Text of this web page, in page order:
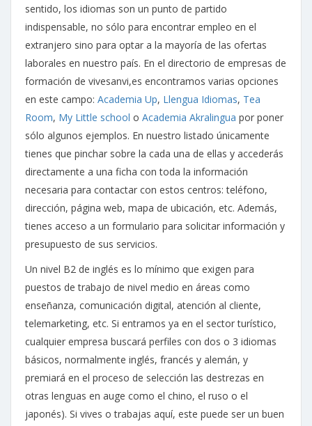
sentido, los idiomas son un punto de partido
indispensable, no sólo para encontrar empleo en el
extranjero sino para optar a la mayoría de las ofertas
laborales en nuestro país. En el directorio de empresas de
formación de vivesanvi,es encontramos varias opciones
en este campo: Academia Up, Llengua Idiomas, Tea
Room, My Little school o Academia Akralingua por poner
sólo algunos ejemplos. En nuestro listado únicamente
tienes que pinchar sobre la cada una de ellas y accederás
directamente a una ficha con toda la información
necesaria para contactar con estos centros: teléfono,
dirección, página web, mapa de ubicación, etc. Además,
tienes acceso a un formulario para solicitar información y
presupuesto de sus servicios.
Un nivel B2 de inglés es lo mínimo que exigen para
puestos de trabajo de nivel medio en áreas como
enseñanza, comunicación digital, atención al cliente,
telemarketing, etc. Si entramos ya en el sector turístico,
cualquier empresa buscará perfiles con dos o 3 idiomas
básicos, normalmente inglés, francés y alemán, y
premiará en el proceso de selección las destrezas en
otras lenguas en auge como el chino, el ruso o el
japonés). Si vives o trabajas aquí, este puede ser un buen